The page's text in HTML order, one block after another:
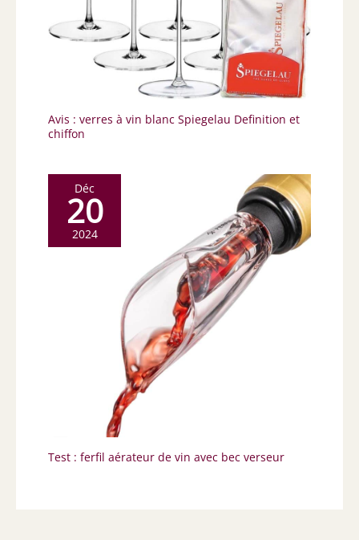
Avis : verres à vin blanc Spiegelau Definition et
chiffon
Déc
20
2024
Test : ferfil aérateur de vin avec bec verseur